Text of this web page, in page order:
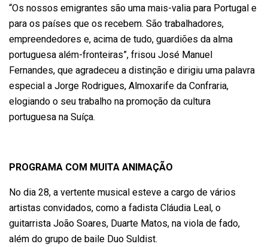
“Os nossos emigrantes são uma mais-valia para Portugal e
para os países que os recebem. São trabalhadores,
empreendedores e, acima de tudo, guardiões da alma
portuguesa além-fronteiras”, frisou José Manuel
Fernandes, que agradeceu a distinção e dirigiu uma palavra
especial a Jorge Rodrigues, Almoxarife da Confraria,
elogiando o seu trabalho na promoção da cultura
portuguesa na Suíça.
PROGRAMA COM MUITA ANIMAÇÃO
No dia 28, a vertente musical esteve a cargo de vários
artistas convidados, como a fadista Cláudia Leal, o
guitarrista João Soares, Duarte Matos, na viola de fado,
além do grupo de baile Duo Suldist.